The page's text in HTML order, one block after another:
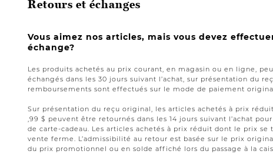
Retours et échanges
Vous aimez nos articles, mais vous devez
échange?
Les produits achetés au prix courant, en magasin ou en ligne,
échangés dans les 30 jours suivant l’achat, sur présentation du
remboursements sont effectués sur le mode de paiement
Sur présentation du reçu original, les articles achetés à prix
,99 $ peuvent être retournés dans les 14 jours suivant l’achat
de carte-cadeau. Les articles achetés à prix réduit dont le prix se
vente ferme. L’admissibilité au retour est basée sur le prix
du prix promotionnel ou en solde affiché lors du passage à la